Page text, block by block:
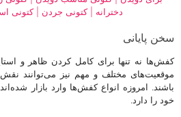
سخن پایانی
کفش‌ها نه تنها برای کامل کردن ظاهر و
موقعیت‌های مختلف و مهم نیز می‌توانند
باشند. امروزه انواع کفش‌ها وارد بازار
خود را دارد.